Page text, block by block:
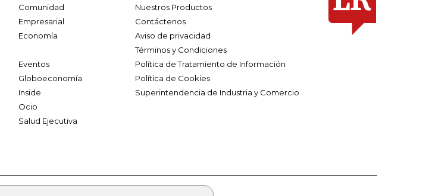
Comunidad
Empresarial
Economía
Eventos
Globoeconomía
Inside
Ocio
Salud Ejecutiva
Nuestros Productos
Contáctenos
Aviso de privacidad
Términos y Condiciones
Política de Tratamiento de Información
Política de Cookies
Superintendencia de Industria y Comercio